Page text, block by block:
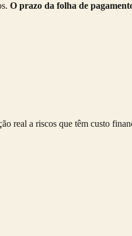
O prazo da folha de
real a riscos que têm custo